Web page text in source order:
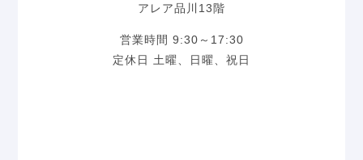
アレア品川13階
営業時間 9:30～17:30
定休日 土曜、日曜、祝日